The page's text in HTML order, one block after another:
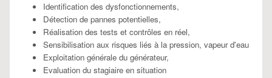
Identification des dysfonctionnements,
Détection de pannes potentielles,
Réalisation des tests et contrôles en réel,
Sensibilisation aux risques liés à la pression, vapeur d'eau
Exploitation générale du générateur,
Evaluation du stagiaire en situation